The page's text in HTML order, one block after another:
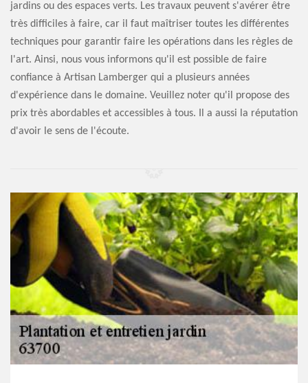
jardins ou des espaces verts. Les travaux peuvent s'avérer être
très difficiles à faire, car il faut maîtriser toutes les différentes
techniques pour garantir faire les opérations dans les règles de
l'art. Ainsi, nous vous informons qu'il est possible de faire
confiance à Artisan Lamberger qui a plusieurs années
d'expérience dans le domaine. Veuillez noter qu'il propose des
prix très abordables et accessibles à tous. Il a aussi la réputation
d'avoir le sens de l'écoute.